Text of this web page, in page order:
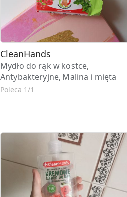
CleanHands
Mydło do rąk w kostce,
Antybakteryjne, Malina i mięta
Poleca 1/1